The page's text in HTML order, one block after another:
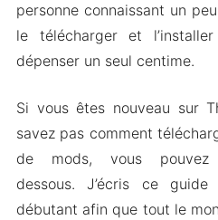
personne connaissant un
le télécharger et
dépenser un seul centime.
Si vous êtes nouveau sur
savez pas comment
de mods, vous
dessous. J’écris ce
débutant afin que tout le